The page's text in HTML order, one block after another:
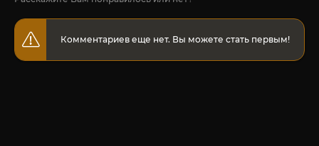
Комментариев еще нет. Вы можете стать первым!